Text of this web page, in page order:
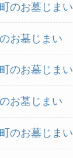
のお墓じまい
お墓じまい
のお墓じまい
お墓じまい
のお墓じまい